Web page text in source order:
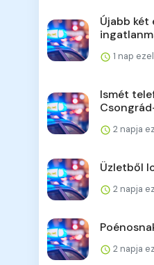
Újabb két
1 nap
Ismét
2 napja
Üzletből
2 napja
2 napja